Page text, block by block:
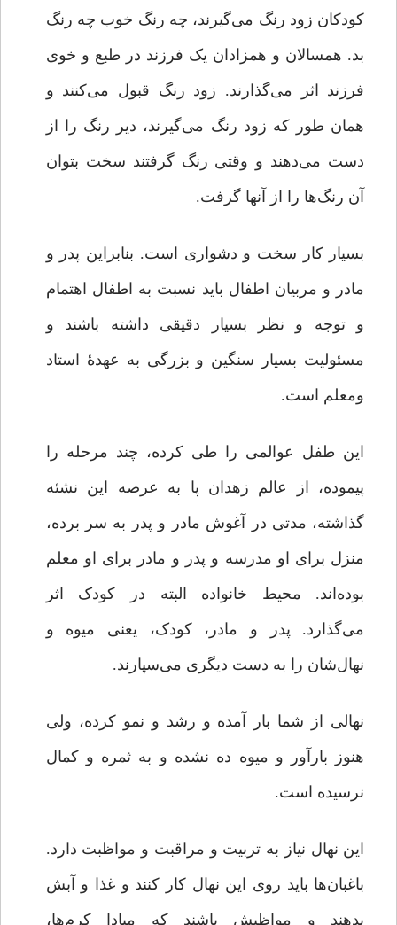
کودکان زود رنگ می‌گیرند، چه رنگ خوب چه رنگ
بد. همسالان و همزادان یک فرزند در طبع و خوی
فرزند اثر می‌گذارند. زود رنگ قبول می‌کنند و
همان ‌طور که زود رنگ می‌گیرند، دیر رنگ را از
دست می‌دهند و وقتی رنگ گرفتند سخت بتوان
آن رنگ‌ها را از آنها گرفت.
بسیار کار سخت و دشواری است. بنابراین پدر و
مادر و مربیان اطفال باید نسبت به اطفال اهتمام
و توجه و نظر بسیار دقیقی داشته باشند و
مسئولیت بسیار سنگین و بزرگی به‌ عهدۀ استاد
ومعلم است.
این طفل عوالمی را طی کرده، چند مرحله را
پیموده، از عالم زهدان پا به عرصه این نشئه
گذاشته، مدتی در آغوش مادر و پدر به سر ‌برده،
منزل برای او مدرسه‌ و پدر و مادر برای او معلم
بوده‌اند. محیط خانواده البته در کودک اثر
می‌گذارد. پدر و مادر، کودک، یعنی میوه‌ و
نهال‌شان را به دست دیگری می‌سپارند.
نهالی از شما بار آمده و رشد و نمو کرده، ولی
هنوز بارآور و میوه ده نشده و به ثمره‌ و کمال
نرسیده است.
این نهال نیاز به تربیت و مراقبت و مواظبت دارد.
باغبان‌ها باید روی این نهال کار کنند و غذا و آبش
بدهند و مواظبش باشند که مبادا کرم‌ها،